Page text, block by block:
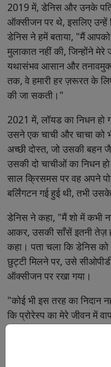
2019 में, डेनिस और उनके
ऑक्सीजन पर थे, इसलिए उन्हें
डेनिस ने हमें बताया, "मैं
मुलाकात नहीं की, जिन्होंने
यथासंभव आसान और
तक, वे हमारी हर ज़रूरत के
की जा सकती।"
2021 में, लॉयड का निधन हो
उसने एक चाची और चाचा को
अच्छी दोस्त, जो उसकी बहन
उसकी दो चाचीओं का निधन
साल क्रिसमस पर वह अपने
बर्लिंगटन गई हुई थी, तभी
डेनिस ने कहा, "मैं शो में कभी
आकर, उसकी साँसें इतनी तेज़
कहा। पता चला कि डेनिस
छुट्टी मिलने पर, उसे
ऑक्सीजन पर रखा गया।
"कोई भी इस तरह का निदान
कि प्रोरेस्प का मेरे जीवन में
मनजोत, जो लॉयड्स
है। जब वह दरवाज़े पर आईं